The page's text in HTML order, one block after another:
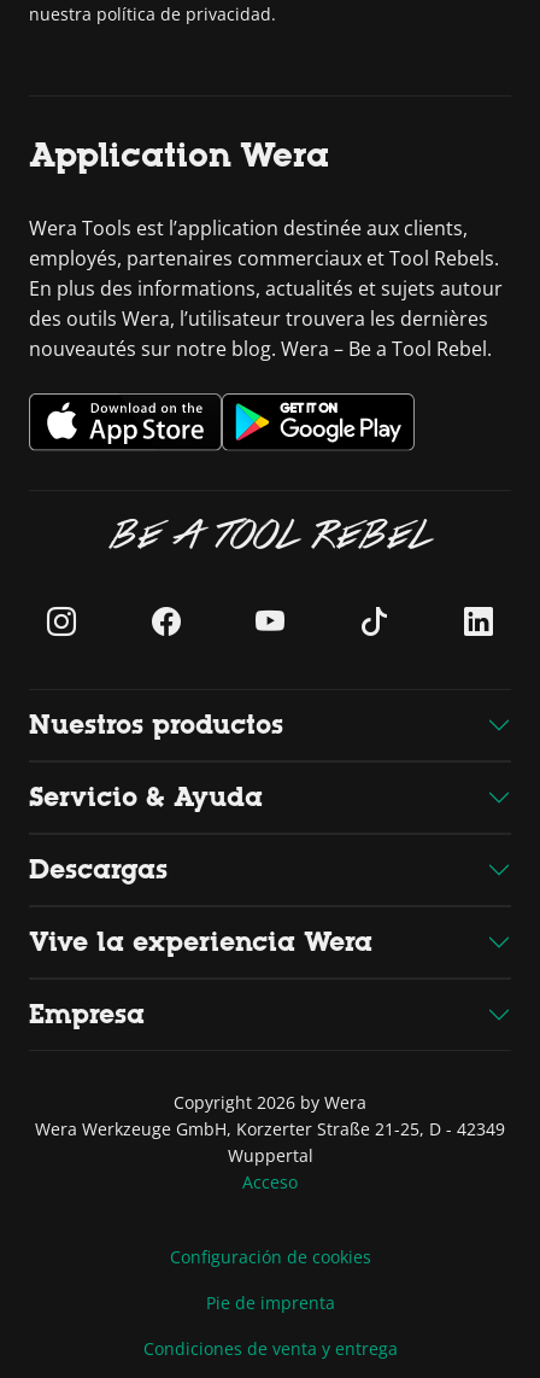
nuestra política de privacidad.
Application Wera
Wera Tools est l’application destinée aux clients,
employés, partenaires commerciaux et Tool Rebels.
En plus des informations, actualités et sujets autour
des outils Wera, l’utilisateur trouvera les dernières
nouveautés sur notre blog. Wera – Be a Tool Rebel.
BE A TOOL REBEL
Nuestros productos
Servicio & Ayuda
Descargas
Vive la experiencia Wera
Empresa
Copyright 2026 by Wera
Wera Werkzeuge GmbH, Korzerter Straße 21-25, D - 42349
Wuppertal
Acceso
Configuración de cookies
Pie de imprenta
Condiciones de venta y entrega